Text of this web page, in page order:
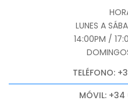
LUNES A
14:00PM /
TELÉFONO:
MÓVIL: